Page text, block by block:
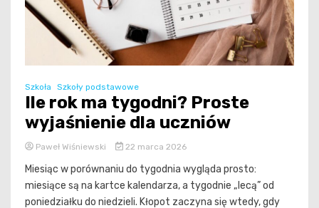
Szkoła Szkoły podstawowe
Ile rok ma tygodni? Proste
wyjaśnienie dla uczniów
Paweł Wiśniewski 22 marca 2026
Miesiąc w porównaniu do tygodnia wygląda prosto:
miesiące są na kartce kalendarza, a tygodnie „lecą” od
poniedziałku do niedzieli. Kłopot zaczyna się wtedy, gdy